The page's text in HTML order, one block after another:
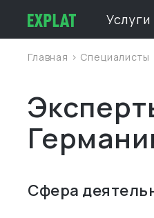
Услуги
Главная > Специалисты
Сфера